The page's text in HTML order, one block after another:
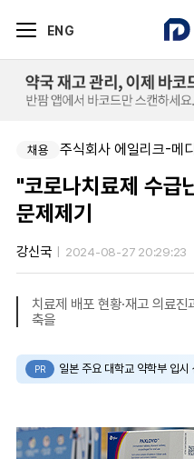
ENG
채용
"코로나치료제 수급
문제제기
강신국 2024-08-27 20:29:23
치료제 배포 현황·재고 의료
축을
PR 일본 주요 대학교 약학부 입시